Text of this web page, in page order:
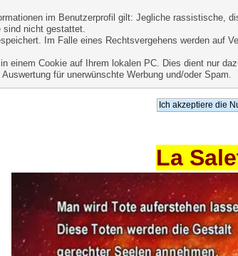
im Benutzerprofil gilt: Jegliche rassistische,
nicht gestattet.
Im Falle eines Rechtsvergehens werden auf
einem Cookie auf Ihrem lokalen PC. Dies dient nur
für unerwünschte Werbung und/oder Spam.
La